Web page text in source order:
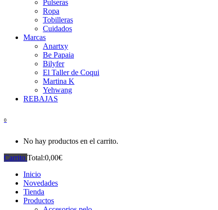
Pulseras
Ropa
Tobilleras
Cuidados
Marcas
Anartxy
Be Papaia
Bilyfer
El Taller de Coqui
Martina K
Yehwang
REBAJAS
0
No hay productos en el carrito.
Carrito Total:0,00€
Inicio
Novedades
Tienda
Productos